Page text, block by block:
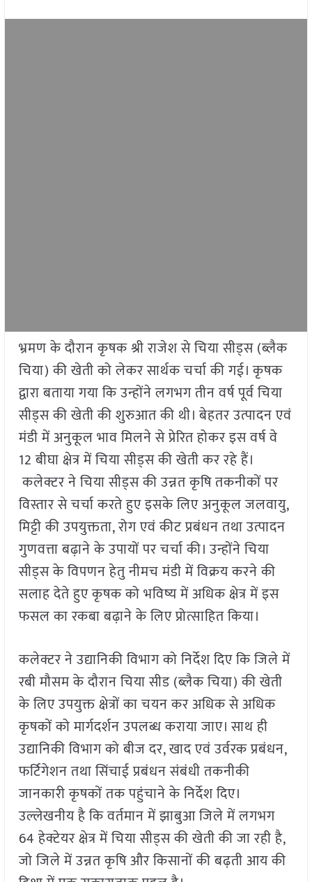
भ्रमण के दौरान कृषक श्री राजेश से चिया सीड्स (ब्लैक
चिया) की खेती को लेकर सार्थक चर्चा की गई। कृषक
द्वारा बताया गया कि उन्होंने लगभग तीन वर्ष पूर्व चिया
सीड्स की खेती की शुरुआत की थी। बेहतर उत्पादन एवं
मंडी में अनुकूल भाव मिलने से प्रेरित होकर इस वर्ष वे
12 बीघा क्षेत्र में चिया सीड्स की खेती कर रहे हैं।
कलेक्टर ने चिया सीड्स की उन्नत कृषि तकनीकों पर
विस्तार से चर्चा करते हुए इसके लिए अनुकूल जलवायु,
मिट्टी की उपयुक्तता, रोग एवं कीट प्रबंधन तथा उत्पादन
गुणवत्ता बढ़ाने के उपायों पर चर्चा की। उन्होंने चिया
सीड्स के विपणन हेतु नीमच मंडी में विक्रय करने की
सलाह देते हुए कृषक को भविष्य में अधिक क्षेत्र में इस
फसल का रकबा बढ़ाने के लिए प्रोत्साहित किया।
कलेक्टर ने उद्यानिकी विभाग को निर्देश दिए कि जिले में
रबी मौसम के दौरान चिया सीड (ब्लैक चिया) की खेती
के लिए उपयुक्त क्षेत्रों का चयन कर अधिक से अधिक
कृषकों को मार्गदर्शन उपलब्ध कराया जाए। साथ ही
उद्यानिकी विभाग को बीज दर, खाद एवं उर्वरक प्रबंधन,
फर्टिगेशन तथा सिंचाई प्रबंधन संबंधी तकनीकी
जानकारी कृषकों तक पहुंचाने के निर्देश दिए।
उल्लेखनीय है कि वर्तमान में झाबुआ जिले में लगभग
64 हेक्टेयर क्षेत्र में चिया सीड्स की खेती की जा रही है,
जो जिले में उन्नत कृषि और किसानों की बढ़ती आय की